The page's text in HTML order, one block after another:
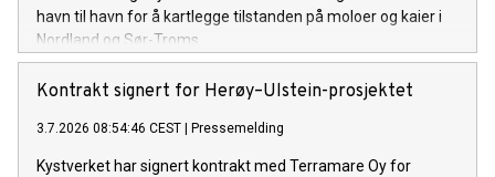
havn til havn for å kartlegge tilstanden på moloer og kaier i
Nordland og Sør-Troms.
Kontrakt signert for Herøy–Ulstein-prosjektet
3.7.2026 08:54:46 CEST Pressemelding
Kystverket har signert kontrakt med Terramare Oy for